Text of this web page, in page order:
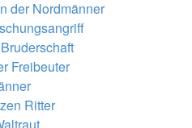
der Nordmänner
Freibeuter
Ritter